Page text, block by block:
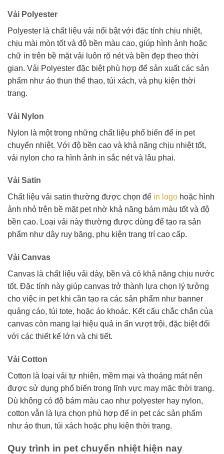
Vải Polyester
Polyester là chất liệu vải nổi bật với đặc tính chịu nhiệt,
chịu mài mòn tốt và độ bền màu cao, giúp hình ảnh hoặc
chữ in trên bề mặt vải luôn rõ nét và bền đẹp theo thời
gian. Vải Polyester đặc biệt phù hợp để sản xuất các sản
phẩm như áo thun thể thao, túi xách, và phụ kiện thời
trang.
Vải Nylon
Nylon là một trong những chất liệu phổ biến để in pet
chuyển nhiệt. Với độ bền cao và khả năng chịu nhiệt tốt,
vải nylon cho ra hình ảnh in sắc nét và lâu phai.
Vải Satin
Chất liệu vải satin thường được chọn để in logo hoặc hình
ảnh nhỏ trên bề mặt pet nhờ khả năng bám màu tốt và độ
bền cao. Loại vải này thường được dùng để tạo ra sản
phẩm như dây ruy băng, phụ kiện trang trí cao cấp.
Vải Canvas
Canvas là chất liệu vải dày, bền và có khả năng chịu nước
tốt. Đặc tính này giúp canvas trở thành lựa chọn lý tưởng
cho việc in pet khi cần tạo ra các sản phẩm như banner
quảng cáo, túi tote, hoặc áo khoác. Kết cấu chắc chắn của
canvas còn mang lại hiệu quả in ấn vượt trội, đặc biệt đối
với các thiết kế lớn và chi tiết.
Vải Cotton
Cotton là loại vải tự nhiên, mềm mại và thoáng mát nên
được sử dụng phổ biến trong lĩnh vực may mặc thời trang.
Dù không có độ bám màu cao như polyester hay nylon,
cotton vẫn là lựa chọn phù hợp để in pet các sản phẩm
như áo thun, túi xách hoặc phụ kiện thời trang.
Quy trình in pet chuyển nhiệt hiện nay